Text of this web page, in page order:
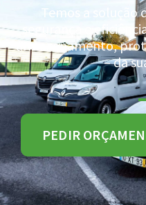
Temos a solução
segurança e
armazenamento,
– da
PEDIR